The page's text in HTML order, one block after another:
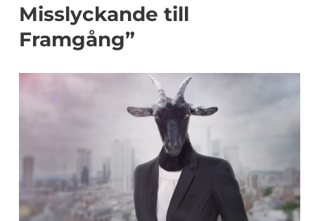
Misslyckande till
Framgång”